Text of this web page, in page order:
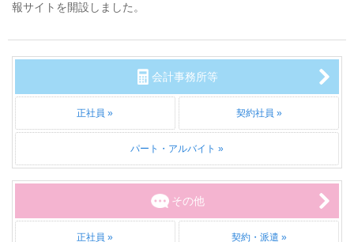
報サイトを開設しました。
会計事務所等
正社員 契約社員
パート・アルバイト
その他
正社員 契約・派遣